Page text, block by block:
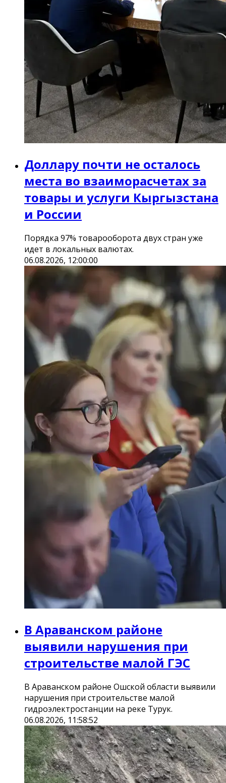
Доллару почти не осталось
места во взаиморасчетах за
товары и услуги Кыргызстана
и России
Порядка 97% товарооборота двух стран уже
идет в локальных валютах.
06.08.2026, 12:00:00
В Араванском районе
выявили нарушения при
строительстве малой ГЭС
В Араванском районе Ошской области выявили
нарушения при строительстве малой
гидроэлектростанции на реке Турук.
06.08.2026, 11:58:52